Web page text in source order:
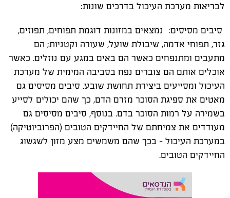
לבריאות מערכת העיכול בדרכים שונות:
סיבים מסיסים: נמצאים במזונות דוגמת תפוחים, תפוזים,
גזר, תפוחי אדמה, שיבולת שועל, שעורה וקטניות; הם
מתעבים ומתנפחים כאשר הם באים במגע עם נוזלים. כאשר
אוכלים אותם הם צוברים נפח בסביבה המימית של מערכת
העיכול ומסייעים ביצירת תחושת שובע. סיבים מסיסים גם
מאטים את ספיגת הסוכר מזרם הדם, כך שהם יכולים לסייע
בשמירה על רמות הסוכר בדם. בנוסף, סיבים מסיסים גם
מעודדים את צמיחתם של החיידקים הטובים (הפרוביוטיקה)
במערכת העיכול - בכך שהם משמשים מצע מזון לשגשוג
החיידקים הטובים.